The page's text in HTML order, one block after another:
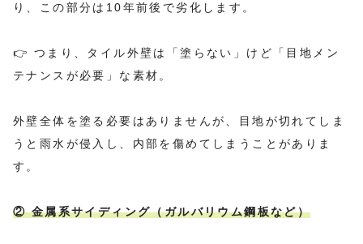
り、この部分は10年前後で劣化します。
👉 つまり、タイル外壁は「塗らない」けど「目地メン
テナンスが必要」な素材。
外壁全体を塗る必要はありませんが、目地が切れてしま
うと雨水が侵入し、内部を傷めてしまうことがありま
す。
② 金属系サイディング（ガルバリウム鋼板など）